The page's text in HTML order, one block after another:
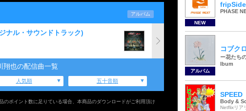
アルバム
ナル・サウンドトラック)
翔也の配信曲一覧
人気順 五十音順
ポイント数に足りている場合、本商品のダウンロードがご利用頂け
NEW
fripSide
PHASE
アルバム
コブクロ
ー花たち
lbum
SPEED
Body &
Netflixリア